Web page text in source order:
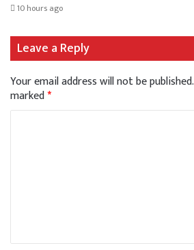
10 hours ago
Leave a Reply
Your email address will not be published.
marked*